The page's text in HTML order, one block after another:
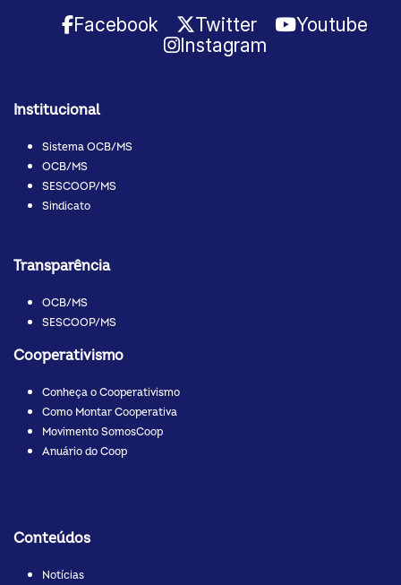
Facebook Twitter
Youtube
Instagram
Institucional
Sistema OCB/MS
OCB/MS
SESCOOP/MS
Sindicato
Transparência
OCB/MS
SESCOOP/MS
Cooperativismo
Conheça o Cooperativismo
Como Montar Cooperativa
Movimento SomosCoop
Anuário do Coop
Conteúdos
Notícias